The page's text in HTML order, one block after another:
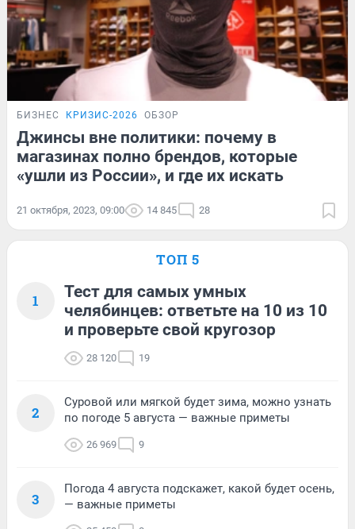
БИЗНЕС КРИЗИС-2026 ОБЗОР
Джинсы вне политики: почему в
магазинах полно брендов, которые
«ушли из России», и где их искать
21 октября, 2023, 09:00 14 845 28
ТОП 5
1
Тест для самых умных
челябинцев: ответьте на 10 из 10
и проверьте свой кругозор
28 120 19
2
Суровой или мягкой будет зима, можно узнать
по погоде 5 августа — важные приметы
26 969 9
3
Погода 4 августа подскажет, какой будет осень,
— важные приметы